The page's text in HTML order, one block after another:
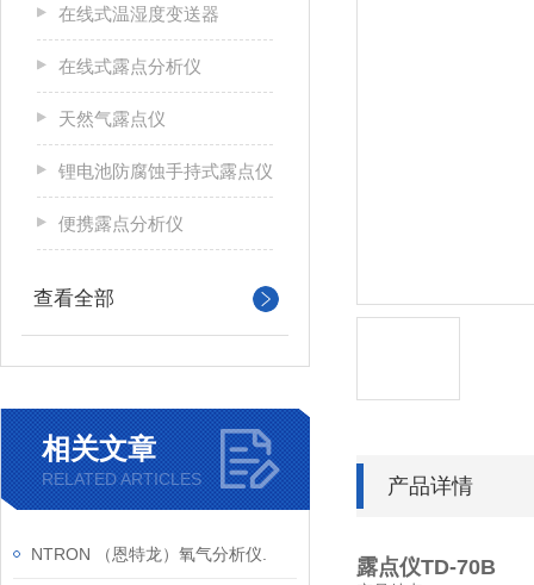
在线式温湿度变送器
在线式露点分析仪
天然气露点仪
锂电池防腐蚀手持式露点仪
便携露点分析仪
查看全部
相关文章
RELATED ARTICLES
NTRON （恩特龙）氧气分析仪.
产品详情
露点仪TD-70B